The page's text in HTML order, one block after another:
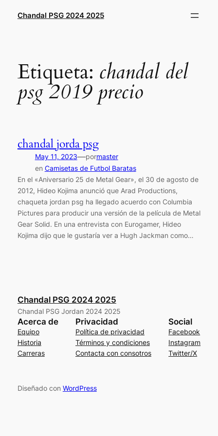
Chandal PSG 2024 2025
Etiqueta: chandal del
psg 2019 precio
chandal jorda psg
May 11, 2023—pormaster
en Camisetas de Futbol Baratas
En el «Aniversario 25 de Metal Gear», el 30 de agosto de
2012, Hideo Kojima anunció que Arad Productions,
chaqueta jordan psg ha llegado acuerdo con Columbia
Pictures para producir una versión de la película de Metal
Gear Solid. En una entrevista con Eurogamer, Hideo
Kojima dijo que le gustaría ver a Hugh Jackman como…
Chandal PSG 2024 2025
Chandal PSG Jordan 2024 2025
Acerca de
Equipo
Historia
Carreras
Privacidad
Política de privacidad
Términos y condiciones
Contacta con consotros
Social
Facebook
Instagram
Twitter/X
Diseñado con WordPress